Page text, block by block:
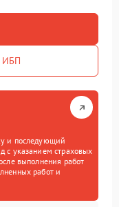
ИБП
и последующий
с указанием страховых
выполнения работ
работ и